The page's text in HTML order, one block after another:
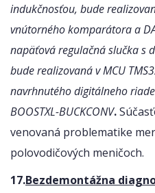
indukčnosťou, bude
vnútorného komparátora a
napäťová regulačná slučka s
bude realizovaná v MCU
navrhnutého digitálneho
BOOSTXL-BUCKCONV.
venovaná problematike
polovodičových meničoch.
17.Bezdemontážna